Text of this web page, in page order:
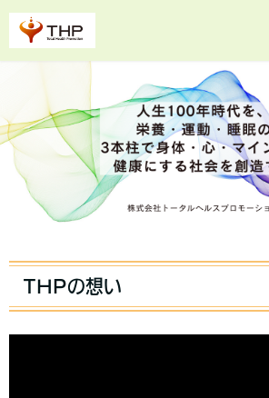
THPの想い